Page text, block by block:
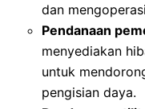
dan
Pendanaan
menyediakan
untuk
pengisian daya.